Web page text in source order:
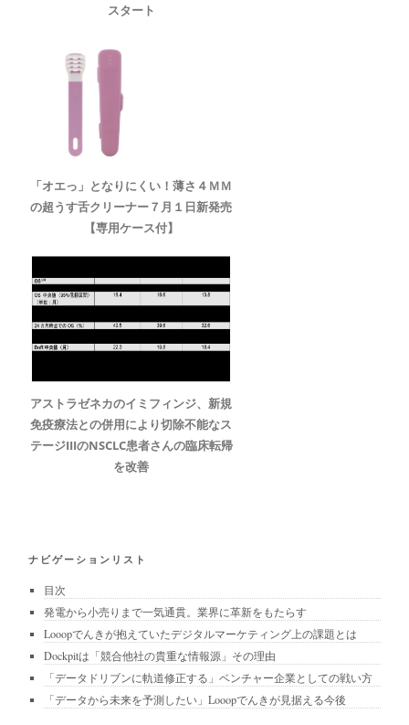
スタート
「オエっ」となりにくい！薄さ４ＭＭ
の超うす舌クリーナー７月１日新発売
【専用ケース付】
アストラゼネカのイミフィンジ、新規
免疫療法との併用により切除不能なス
テージIIIのNSCLC患者さんの臨床転帰
を改善
ナビゲーションリスト
目次
発電から小売りまで一気通貫。業界に革新をもたらす
Looopでんきが抱えていたデジタルマーケティング上の課題とは
Dockpitは「競合他社の貴重な情報源」その理由
「データドリブンに軌道修正する」ベンチャー企業としての戦い方
「データから未来を予測したい」Looopでんきが見据える今後